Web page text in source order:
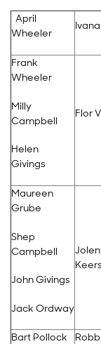
April
Wheeler
Frank
Wheeler
Milly
Campbell
Helen
Givings
Flor
Maureen
Grube
Shep
Campbell
John Givings
Jack Ordway
Bart Pollock